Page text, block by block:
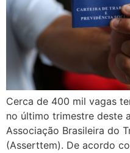
Cerca de 400 mil vagas
no último trimestre deste
Associação Brasileira do
(Asserttem). De acordo